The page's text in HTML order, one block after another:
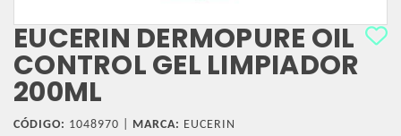
EUCERIN DERMOPURE OIL
CONTROL GEL LIMPIADOR
200ML
CÓDIGO: 1048970 | MARCA: EUCERIN